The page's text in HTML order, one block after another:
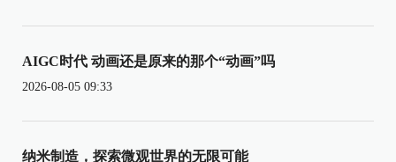
AIGC时代 动画还是原来的那个“动画”吗
2026-08-05 09:33
纳米制造，探索微观世界的无限可能